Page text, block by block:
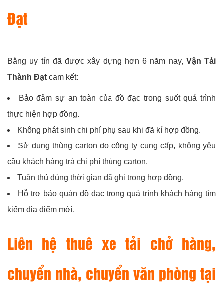
Đạt
Bằng uy tín đã được xây dựng hơn 6 năm nay, Vận Tải
Thành Đạt cam kết:
Bảo đảm sự an toàn của đồ đạc trong suốt quá trình
thực hiện hợp đồng.
Không phát sinh chi phí phụ sau khi đã kí hợp đồng.
Sử dụng thùng carton do công ty cung cấp, không yêu
cầu khách hàng trả chi phí thùng carton.
Tuân thủ đúng thời gian đã ghi trong hợp đồng.
Hỗ trợ bảo quản đồ đạc trong quá trình khách hàng tìm
kiếm địa điểm mới.
Liên hệ thuê xe tải chở hàng,
chuyển nhà, chuyển văn phòng tại